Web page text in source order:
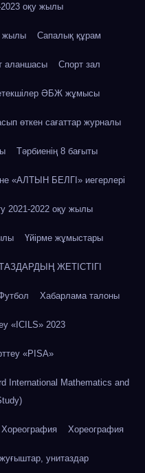
2023 оқу жылы
жылы Сапалық құрам
аланшасы Спорт зал
ӘБЖ жұмысы
өткен сағаттар журналы
Тәрбиенің 8 бағыты
«АЛТЫН БЕЛГІ» иегерлері
2021-2022 оқу жылы
Үйірме жұмыстары
ЖЕТІСТІГІ
Хабарлама талоны
«IСILS» 2023
«PISA»
International Mathematics and
Хореография Хореография
унитаздар